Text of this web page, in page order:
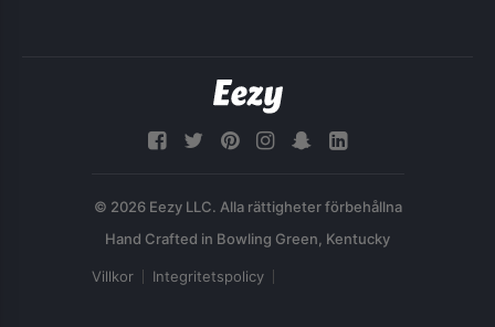
© 2026 Eezy LLC. Alla rättigheter förbehållna
Villkor Integritetspolicy